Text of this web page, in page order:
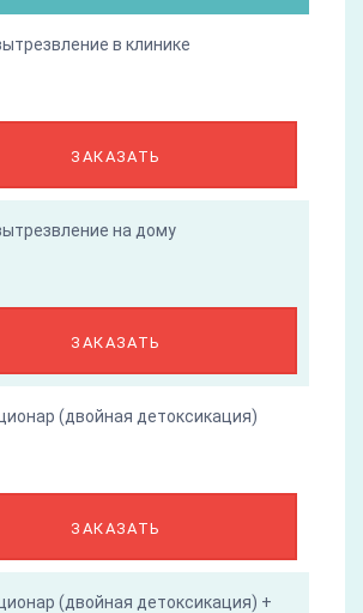
в клинике
ЗАКАЗАТЬ
на дому
ЗАКАЗАТЬ
(двойная детоксикация)
ЗАКАЗАТЬ
(двойная детоксикация) +